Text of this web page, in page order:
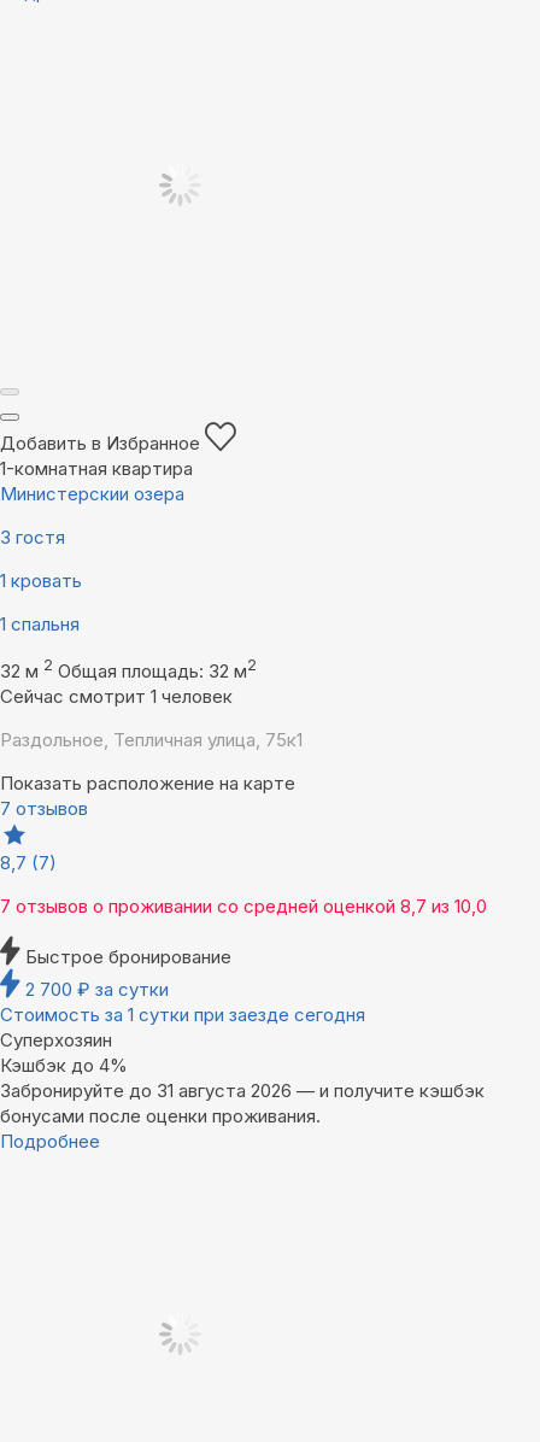
Добавить в Избранное
1-комнатная квартира
Министерскии озера
3 гостя
1 кровать
1 спальня
32 м 2 Общая площадь: 32 м2
Сейчас смотрит 1 человек
Раздольное, Тепличная улица, 75к1
Показать расположение на карте
7 отзывов
8,7 (7)
7 отзывов о проживании со средней оценкой 8,7 из 10,0
Быстрое бронирование
2 700 ₽ за сутки
Стоимость за 1 сутки при заезде сегодня
Суперхозяин
Кэшбэк до 4%
Забронируйте до 31 августа 2026 — и получите кэшбэк
бонусами после оценки проживания.
Подробнее